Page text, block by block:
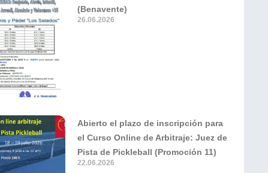
(Benavente)
26.06.2026
Abierto el plazo de inscripción para
el Curso Online de Arbitraje: Juez de
Pista de Pickleball (Promoción 11)
22.06.2026